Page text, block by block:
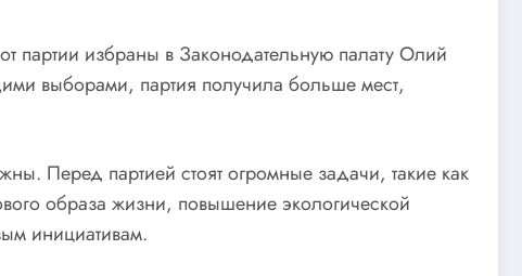
партии избраны в Законодательную палату Олий
выборами, партия получила больше мест,
Перед партией стоят огромные задачи, такие как
образа жизни, повышение экологической
инициативам.